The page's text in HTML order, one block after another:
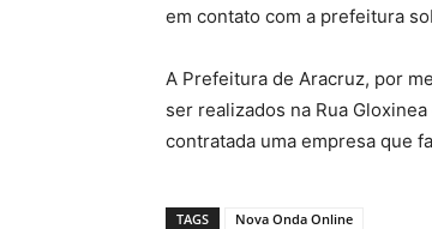
em contato com a prefeitura
A Prefeitura de Aracruz, por
ser realizados na Rua
contratada uma empresa que
TAGS Nova Onda Online